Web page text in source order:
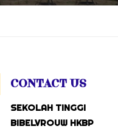
CONTACT US
SEKOLAH TINGGI
BIBELVROUW HKBP